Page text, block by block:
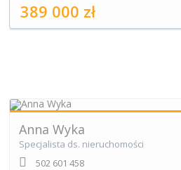
389 000 zł
Anna Wyka
Specjalista ds. nieruchomości
502 601 458